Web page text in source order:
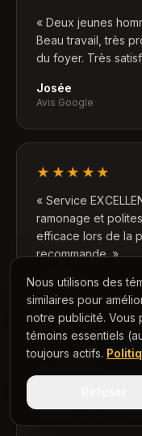
« Deux jeunes
Beau travail, très
du foyer. Très
Josée
Avis Google
★★★★★
« Service
ramonage et
efficace lors de la
recommande.»
Manon D.
Avis Google
Très efficaces,
aimable et
Nous utilisons des
similaires pour
notre publicité. Vous
témoins essentiels
toujours actifs.